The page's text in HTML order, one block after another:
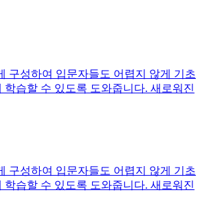
구성하여 입문자들도 어렵지 않게 기초
습할 수 있도록 도와줍니다. 새로워진
구성하여 입문자들도 어렵지 않게 기초
습할 수 있도록 도와줍니다. 새로워진